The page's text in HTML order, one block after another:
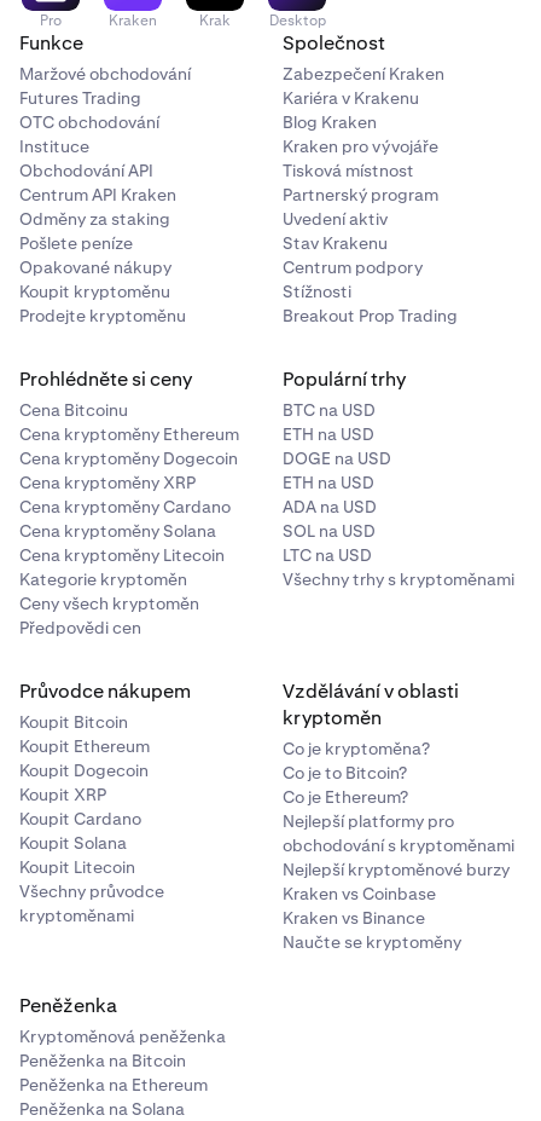
Pro Kraken Krak Desktop
Funkce
Maržové obchodování
Futures Trading
OTC obchodování
Instituce
Obchodování API
Centrum API Kraken
Odměny za staking
Pošlete peníze
Opakované nákupy
Koupit kryptoměnu
Prodejte kryptoměnu
Společnost
Zabezpečení Kraken
Kariéra v Krakenu
Blog Kraken
Kraken pro vývojáře
Tisková místnost
Partnerský program
Uvedení aktiv
Stav Krakenu
Centrum podpory
Stížnosti
Breakout Prop Trading
Prohlédněte si ceny
Cena Bitcoinu
Cena kryptoměny Ethereum
Cena kryptoměny Dogecoin
Cena kryptoměny XRP
Cena kryptoměny Cardano
Cena kryptoměny Solana
Cena kryptoměny Litecoin
Kategorie kryptoměn
Ceny všech kryptoměn
Předpovědi cen
Populární trhy
BTC na USD
ETH na USD
DOGE na USD
ETH na USD
ADA na USD
SOL na USD
LTC na USD
Všechny trhy s kryptoměnami
Průvodce nákupem
Koupit Bitcoin
Koupit Ethereum
Koupit Dogecoin
Koupit XRP
Koupit Cardano
Koupit Solana
Koupit Litecoin
Všechny průvodce
kryptoměnami
Vzdělávání v oblasti
kryptoměn
Co je kryptoměna?
Co je to Bitcoin?
Co je Ethereum?
Nejlepší platformy pro
obchodování s kryptoměnami
Nejlepší kryptoměnové burzy
Kraken vs Coinbase
Kraken vs Binance
Naučte se kryptoměny
Peněženka
Kryptoměnová peněženka
Peněženka na Bitcoin
Peněženka na Ethereum
Peněženka na Solana